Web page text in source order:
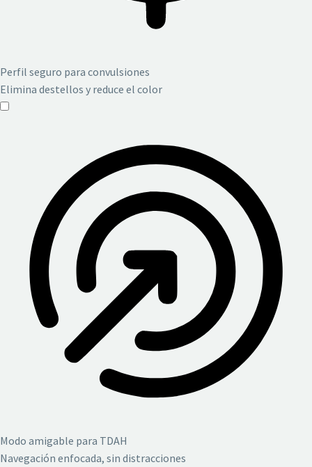
Perfil seguro para convulsiones
Elimina destellos y reduce el color
Perfil seguro para convulsiones
Modo amigable para TDAH
Navegación enfocada, sin distracciones